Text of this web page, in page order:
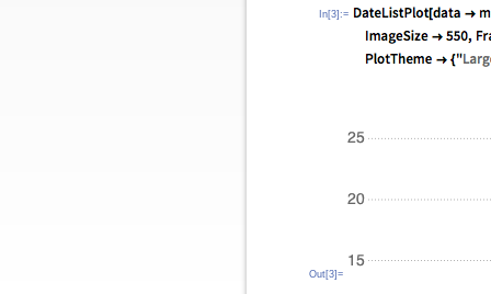
In[3]:=
Out[3]=